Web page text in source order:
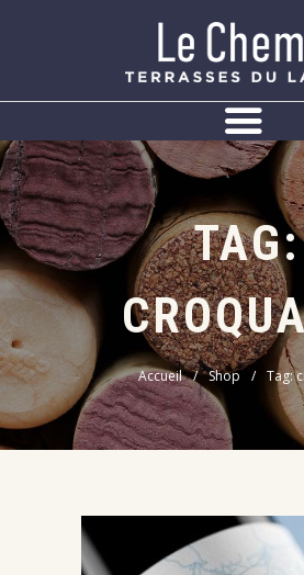
TAG:
Accueil Shop Tag: